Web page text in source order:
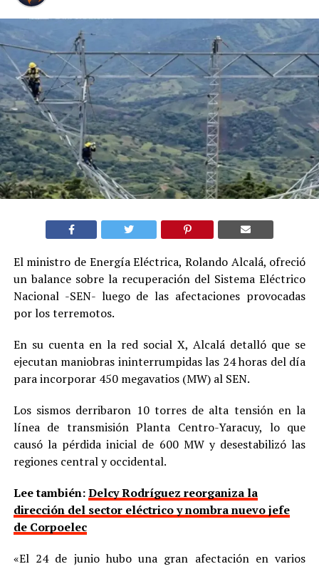
El ministro de Energía Eléctrica, Rolando Alcalá, ofreció
un balance sobre la recuperación del Sistema Eléctrico
Nacional -SEN- luego de las afectaciones provocadas
por los terremotos.
En su cuenta en la red social X, Alcalá detalló que se
ejecutan maniobras ininterrumpidas las 24 horas del día
para incorporar 450 megavatios (MW) al SEN.
Los sismos derribaron 10 torres de alta tensión en la
línea de transmisión Planta Centro-Yaracuy, lo que
causó la pérdida inicial de 600 MW y desestabilizó las
regiones central y occidental.
Lee también:Delcy Rodríguez reorganiza la
dirección del sector eléctrico y nombra nuevo jefe
de Corpoelec
«El 24 de junio hubo una gran afectación en varios